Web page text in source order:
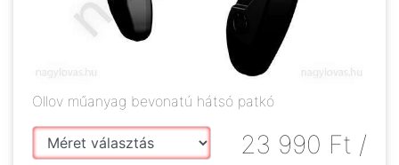
Ollov műanyag bevonatú hátsó patkó
23 990 Ft /